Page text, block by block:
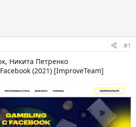
#1
Никита Петренко
(2021) [ImproveTeam]